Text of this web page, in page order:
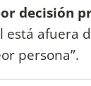
decisión
está afuera
persona”.